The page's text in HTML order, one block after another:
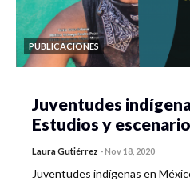
PUBLICACIONES
Juventudes
Estudios y
Laura Gutiérrez -Nov 18, 2020
Juventudes indígenas en